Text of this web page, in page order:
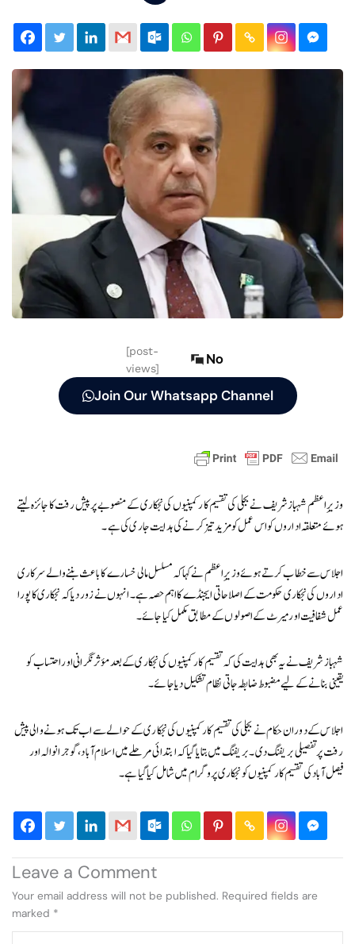
[post-
views]
No
Join Our Whatsapp Channel
وزیرِ اعظم شہباز شریف نے بجلی کی تقسیم کار کمپنیوں کی نجکاری کے منصوبے پر پیش رفت کا جائزہ لیتے
ہوئے متعلقہ اداروں کو اس عمل کو مزید تیز کرنے کی ہدایت جاری کی ہے۔
اجلاس سے خطاب کرتے ہوئے وزیرِ اعظم نے کہا کہ مسلسل مالی خسارے کا باعث بننے والے سرکاری
اداروں کی نجکاری حکومت کے اصلاحاتی ایجنڈے کا اہم حصہ ہے۔ انہوں نے زور دیا کہ نجکاری کا پورا
عمل شفافیت اور میرٹ کے اصولوں کے مطابق مکمل کیا جائے۔
شہباز شریف نے یہ بھی ہدایت کی کہ تقسیم کار کمپنیوں کی نجکاری کے بعد مؤثر نگرانی اور احتساب کو
یقینی بنانے کے لیے مضبوط ضابطہ جاتی نظام تشکیل دیا جائے۔
اجلاس کے دوران حکام نے بجلی کی تقسیم کار کمپنیوں کی نجکاری کے حوالے سے اب تک ہونے والی پیش
رفت پر تفصیلی بریفنگ دی۔ بریفنگ میں بتایا گیا کہ ابتدائی مرحلے میں اسلام آباد، گوجرانوالہ اور
فیصل آباد کی تقسیم کار کمپنیوں کو نجکاری پروگرام میں شامل کیا گیا ہے۔
Leave a Comment
Your email address will not be published. Required fields are
marked *